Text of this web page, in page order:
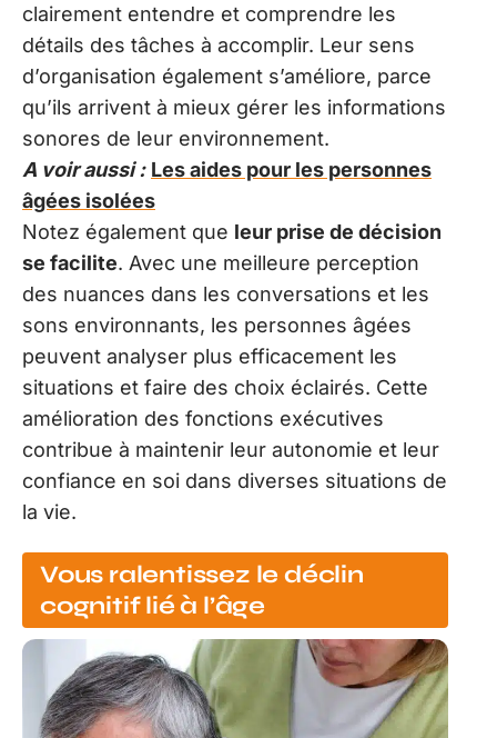
clairement entendre et comprendre les
détails des tâches à accomplir. Leur sens
d’organisation également s’améliore, parce
qu’ils arrivent à mieux gérer les informations
sonores de leur environnement.
A voir aussi : Les aides pour les personnes
âgées isolées
Notez également que leur prise de décision
se facilite. Avec une meilleure perception
des nuances dans les conversations et les
sons environnants, les personnes âgées
peuvent analyser plus efficacement les
situations et faire des choix éclairés. Cette
amélioration des fonctions exécutives
contribue à maintenir leur autonomie et leur
confiance en soi dans diverses situations de
la vie.
Vous ralentissez le déclin
cognitif lié à l’âge